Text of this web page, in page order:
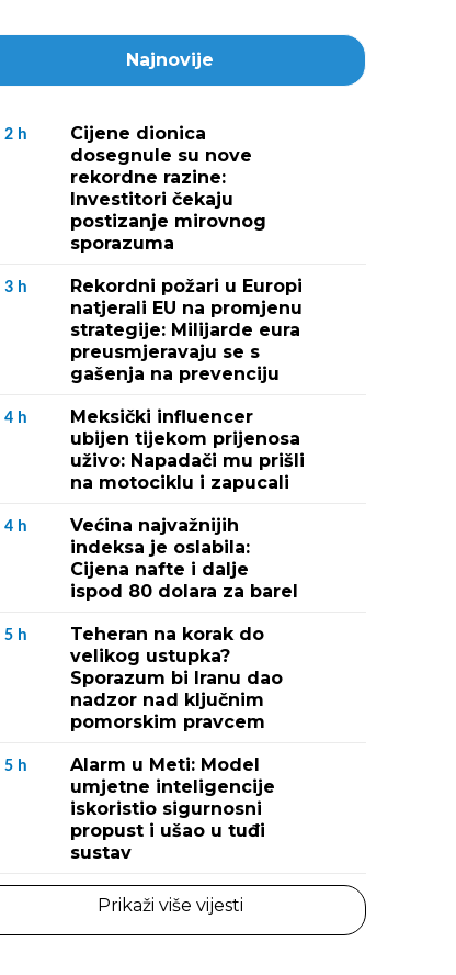
Najnovije
2 h
Cijene dionica
dosegnule su nove
rekordne razine:
Investitori čekaju
postizanje mirovnog
sporazuma
3 h
Rekordni požari u Europi
natjerali EU na promjenu
strategije: Milijarde eura
preusmjeravaju se s
gašenja na prevenciju
4 h
Meksički influencer
ubijen tijekom prijenosa
uživo: Napadači mu prišli
na motociklu i zapucali
4 h
Većina najvažnijih
indeksa je oslabila:
Cijena nafte i dalje
ispod 80 dolara za barel
5 h
Teheran na korak do
velikog ustupka?
Sporazum bi Iranu dao
nadzor nad ključnim
pomorskim pravcem
5 h
Alarm u Meti: Model
umjetne inteligencije
iskoristio sigurnosni
propust i ušao u tuđi
sustav
Prikaži više vijesti